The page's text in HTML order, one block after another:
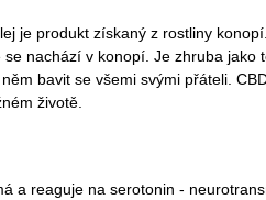
je produkt získaný z rostliny
nachází v konopí. Je zhruba jako
bavit se všemi svými přáteli.
životě.
a reaguje na serotonin -